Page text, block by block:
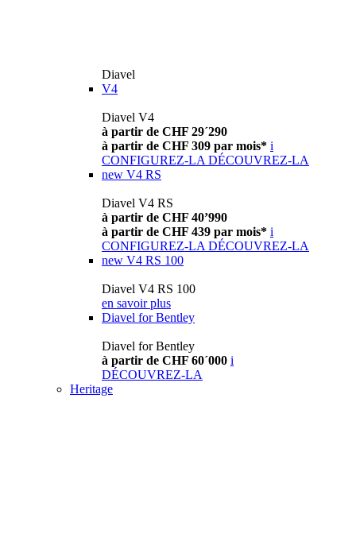
Diavel
V4
Diavel V4
à partir de CHF 29´290
à partir de CHF 309 par mois* i
CONFIGUREZ-LA DÉCOUVREZ-LA
new V4 RS
Diavel V4 RS
à partir de CHF 40’990
à partir de CHF 439 par mois* i
CONFIGUREZ-LA DÉCOUVREZ-LA
new V4 RS 100
Diavel V4 RS 100
en savoir plus
Diavel for Bentley
Diavel for Bentley
à partir de CHF 60´000 i
DÉCOUVREZ-LA
Heritage